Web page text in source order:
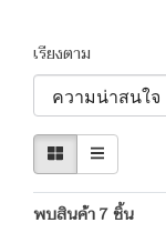
เรียงตาม
พบสินค้า 7 ชิ้น